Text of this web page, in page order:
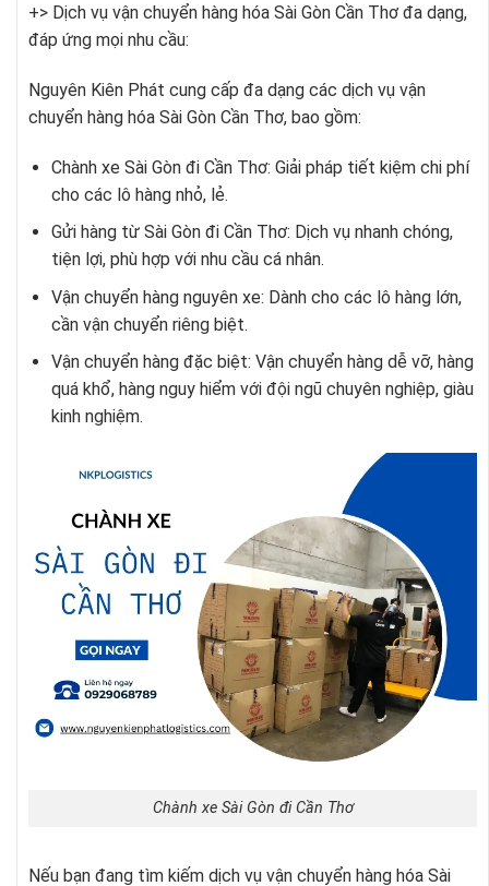
+> Dịch vụ vận chuyển hàng hóa Sài Gòn Cần Thơ đa dạng,
đáp ứng mọi nhu cầu:
Nguyên Kiên Phát cung cấp đa dạng các dịch vụ vận
chuyển hàng hóa Sài Gòn Cần Thơ, bao gồm:
Chành xe Sài Gòn đi Cần Thơ: Giải pháp tiết kiệm chi phí
cho các lô hàng nhỏ, lẻ.
Gửi hàng từ Sài Gòn đi Cần Thơ: Dịch vụ nhanh chóng,
tiện lợi, phù hợp với nhu cầu cá nhân.
Vận chuyển hàng nguyên xe: Dành cho các lô hàng lớn,
cần vận chuyển riêng biệt.
Vận chuyển hàng đặc biệt: Vận chuyển hàng dễ vỡ, hàng
quá khổ, hàng nguy hiểm với đội ngũ chuyên nghiệp, giàu
kinh nghiệm.
Chành xe Sài Gòn đi Cần Thơ
Nếu bạn đang tìm kiếm dịch vụ vận chuyển hàng hóa Sài